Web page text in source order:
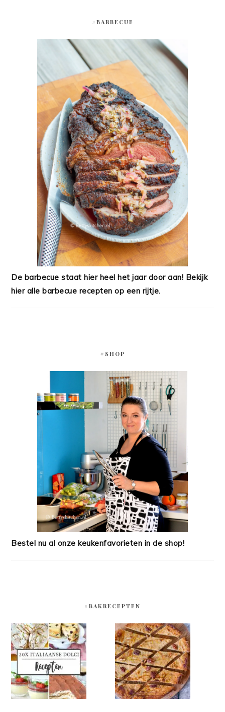
#BARBECUE
De barbecue staat hier heel het jaar door aan! Bekijk
hier alle barbecue recepten op een rijtje.
#SHOP
Bestel nu al onze keukenfavorieten in de shop!
#BAKRECEPTEN